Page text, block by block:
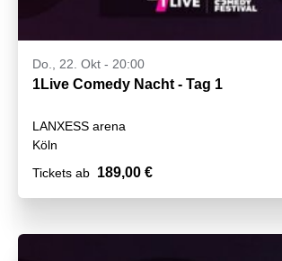
Do., 22. Okt - 20:00
1Live Comedy Nacht - Tag 1
LANXESS arena
Köln
Tickets ab 189,00 €